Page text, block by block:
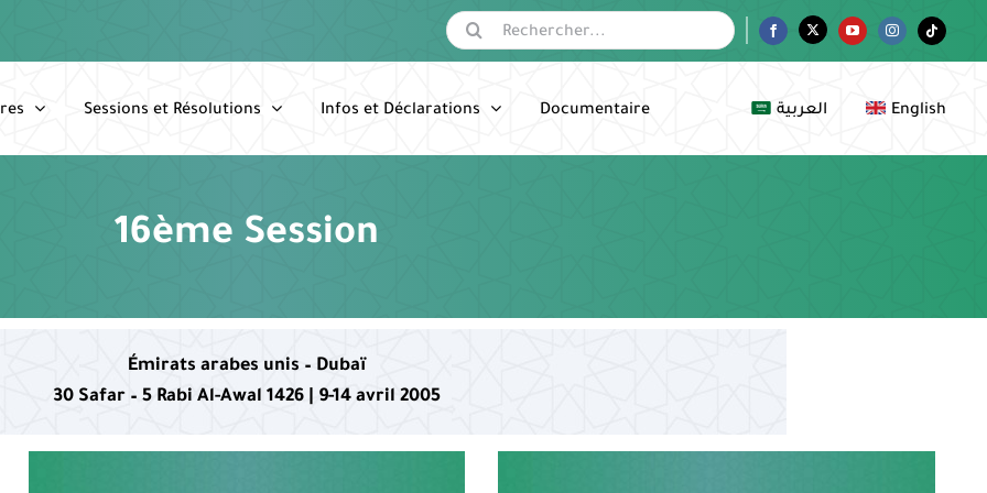
Rechercher:
FacebookTwitter YouTubeInstagramTiktok
Sessions et Résolutions Infos et Déclarations Documentaire العربية English
16ème Session
Émirats arabes unis – Dubaï
30 Safar – 5 Rabi Al-Awal 1426 | 9-14 avril 2005